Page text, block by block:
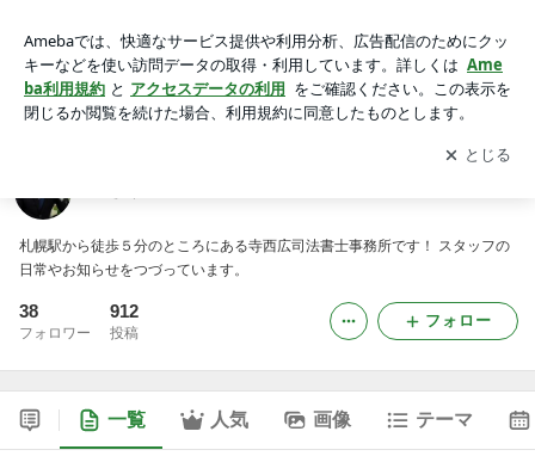
アプリをダウンロードして ブログの更新通知
を受け取りまし
ょう。
開く
札幌駅から徒歩５分のところにある寺西広司法書士事務所です！ スタッフの
日常やお知らせをつづっています。
38
フォロワー
912
投稿
フォロー
一覧 人気 画像 テーマ